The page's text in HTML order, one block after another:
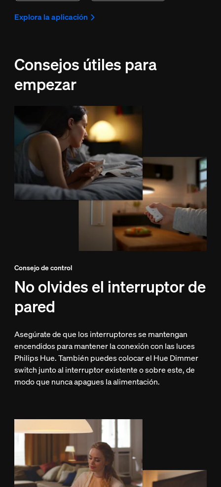
Explora la aplicación
Consejos útiles para
empezar
Consejo de control
No olvides el interruptor de
pared
Asegúrate de que los interruptores se mantengan
encendidos para mantener la conexión con las luces
Philips Hue. También puedes colocar el Hue Dimmer
switch junto al interruptor existente o sobre este, de
modo que nunca apagues la alimentación.